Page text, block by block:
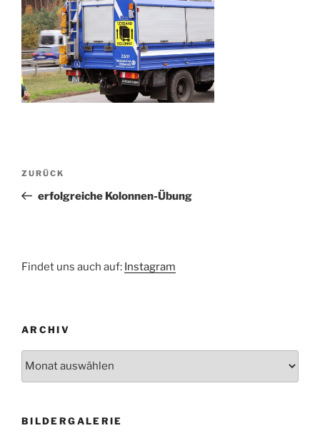
Beitragsnavigation
Vorheriger
Beitrag
ZURÜCK
erfolgreiche Kolonnen-Übung
Findet uns auch auf: Instagram
ARCHIV
BILDERGALERIE